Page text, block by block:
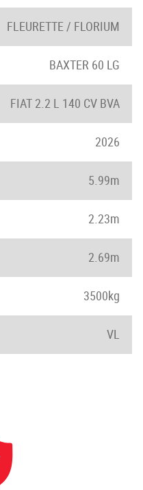
FLEURETTE / FLORIUM
BAXTER 60 LG
FIAT 2.2 L 140 CV BVA
2026
5.99m
2.23m
2.69m
3500kg
VL